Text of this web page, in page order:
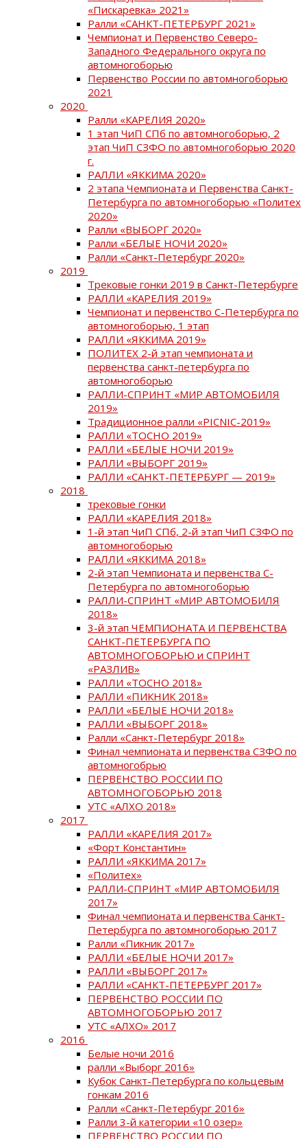
«Пискаревка» 2021»
Ралли «САНКТ-ПЕТЕРБУРГ 2021»
Чемпионат и Первенство Северо-
Западного Федерального округа по
автомногоборью
Первенство России по автомногоборью
2021
2020
Ралли «КАРЕЛИЯ 2020»
1 этап ЧиП СПб по автомногоборью, 2
этап ЧиП СЗФО по автомногоборью 2020
г.
РАЛЛИ «ЯККИМА 2020»
2 этапа Чемпионата и Первенства Санкт-
Петербурга по автомногоборью «Политех
2020»
Ралли «ВЫБОРГ 2020»
Ралли «БЕЛЫЕ НОЧИ 2020»
Ралли «Санкт-Петербург 2020»
2019
Трековые гонки 2019 в Санкт-Петербурге
РАЛЛИ «КАРЕЛИЯ 2019»
Чемпионат и первенство С-Петербурга по
автомногоборью, 1 этап
РАЛЛИ «ЯККИМА 2019»
ПОЛИТЕХ 2-й этап чемпионата и
первенства санкт-петербурга по
автомногоборью
РАЛЛИ-СПРИНТ «МИР АВТОМОБИЛЯ
2019»
Традиционное ралли «PICNIC-2019»
РАЛЛИ «ТОСНО 2019»
РАЛЛИ «БЕЛЫЕ НОЧИ 2019»
РАЛЛИ «ВЫБОРГ 2019»
РАЛЛИ «САНКТ-ПЕТЕРБУРГ — 2019»
2018
трековые гонки
РАЛЛИ «КАРЕЛИЯ 2018»
1-й этап ЧиП СПб, 2-й этап ЧиП СЗФО по
автомногоборью
РАЛЛИ «ЯККИМА 2018»
2-й этап Чемпионата и первенства С-
Петербурга по автомногоборью
РАЛЛИ-СПРИНТ «МИР АВТОМОБИЛЯ
2018»
3-й этап ЧЕМПИОНАТА И ПЕРВЕНСТВА
САНКТ-ПЕТЕРБУРГА ПО
АВТОМНОГОБОРЬЮ и СПРИНТ
«РАЗЛИВ»
РАЛЛИ «ТОСНО 2018»
РАЛЛИ «ПИКНИК 2018»
РАЛЛИ «БЕЛЫЕ НОЧИ 2018»
РАЛЛИ «ВЫБОРГ 2018»
Ралли «Санкт-Петербург 2018»
Финал чемпионата и первенства СЗФО по
автомногобрью
ПЕРВЕНСТВО РОССИИ ПО
АВТОМНОГОБОРЬЮ 2018
УТС «АЛХО 2018»
2017
РАЛЛИ «КАРЕЛИЯ 2017»
«Форт Константин»
РАЛЛИ «ЯККИМА 2017»
«Политех»
РАЛЛИ-СПРИНТ «МИР АВТОМОБИЛЯ
2017»
Финал чемпионата и первенства Санкт-
Петербурга по автомногоборью 2017
Ралли «Пикник 2017»
РАЛЛИ «БЕЛЫЕ НОЧИ 2017»
РАЛЛИ «ВЫБОРГ 2017»
РАЛЛИ «САНКТ-ПЕТЕРБУРГ 2017»
ПЕРВЕНСТВО РОССИИ ПО
АВТОМНОГОБОРЬЮ 2017
УТС «АЛХО» 2017
2016
Белые ночи 2016
ралли «Выборг 2016»
Кубок Санкт-Петербурга по кольцевым
гонкам 2016
Ралли «Санкт-Петербург 2016»
Ралли 3-й категории «10 озер»
ПЕРВЕНСТВО РОССИИ ПО